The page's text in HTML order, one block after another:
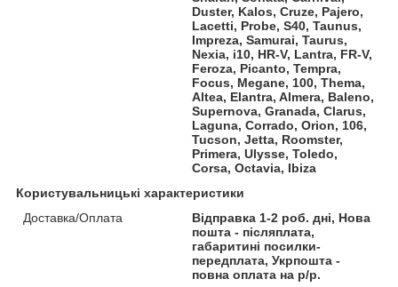
Duster, Kalos, Cruze, Pajero,
Lacetti, Probe, S40, Taunus,
Impreza, Samurai, Taurus,
Nexia, i10, HR-V, Lantra, FR-V,
Feroza, Picanto, Tempra,
Focus, Megane, 100, Thema,
Altea, Elantra, Almera, Baleno,
Supernova, Granada, Clarus,
Laguna, Corrado, Orion, 106,
Tucson, Jetta, Roomster,
Primera, Ulysse, Toledo,
Corsa, Octavia, Ibiza
Користувальницькі характеристики
Доставка/Оплата
Відправка 1-2 роб. дні, Нова
пошта - післяплата,
габаритині посилки-
передплата, Укрпошта -
повна оплата на р/р.